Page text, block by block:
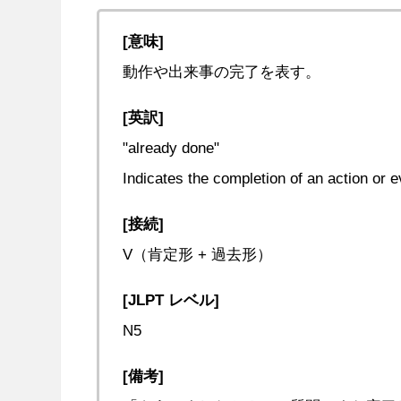
[意味]
動作や出来事の完了を表す。
[英訳]
"already done"
Indicates the completion of an action or
[接続]
V（肯定形 + 過去形）
[JLPT レベル]
N5
[備考]